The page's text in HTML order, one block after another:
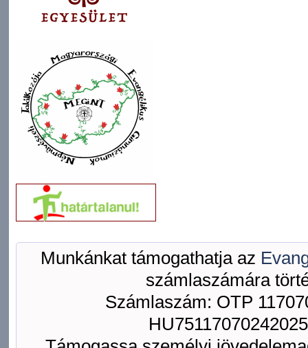
Munkánkat támogathatja az
számlaszámára
Számlaszám: OTP